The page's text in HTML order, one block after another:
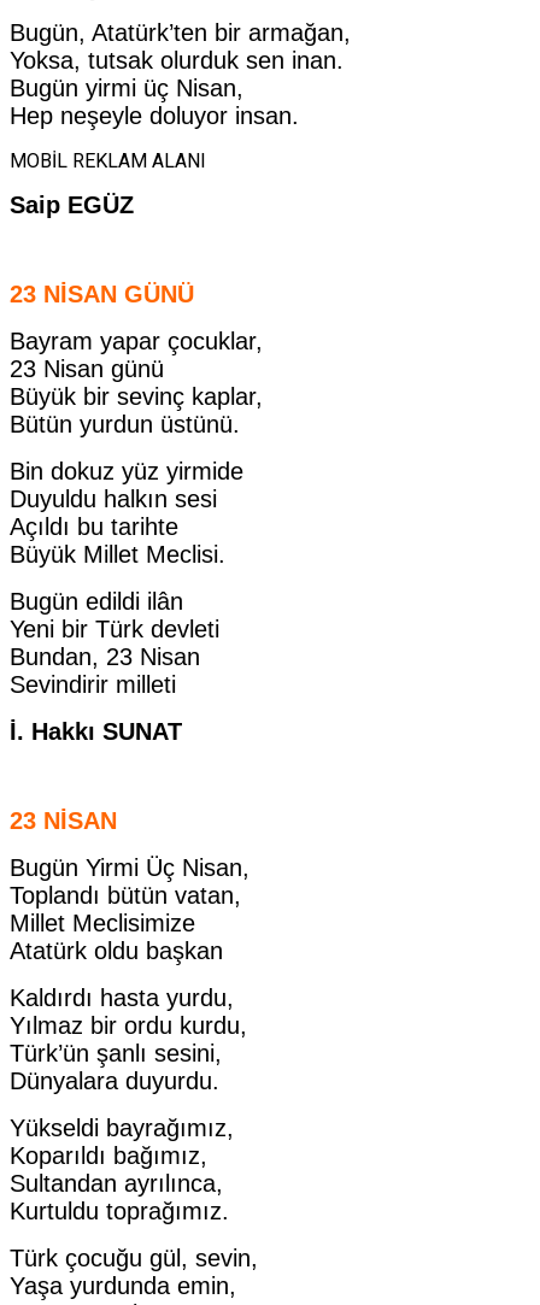
Bugün, Atatürk’ten bir armağan,
Yoksa, tutsak olurduk sen inan.
Bugün yirmi üç Nisan,
Hep neşeyle doluyor insan.
MOBİL REKLAM ALANI
Saip EGÜZ
23 NİSAN GÜNÜ
Bayram yapar çocuklar,
23 Nisan günü
Büyük bir sevinç kaplar,
Bütün yurdun üstünü.
Bin dokuz yüz yirmide
Duyuldu halkın sesi
Açıldı bu tarihte
Büyük Millet Meclisi.
Bugün edildi ilân
Yeni bir Türk devleti
Bundan, 23 Nisan
Sevindirir milleti
İ. Hakkı SUNAT
23 NİSAN
Bugün Yirmi Üç Nisan,
Toplandı bütün vatan,
Millet Meclisimize
Atatürk oldu başkan
Kaldırdı hasta yurdu,
Yılmaz bir ordu kurdu,
Türk’ün şanlı sesini,
Dünyalara duyurdu.
Yükseldi bayrağımız,
Koparıldı bağımız,
Sultandan ayrılınca,
Kurtuldu toprağımız.
Türk çocuğu gül, sevin,
Yaşa yurdunda emin,